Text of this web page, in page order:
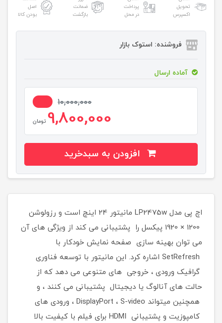
تحویل
اکسپرس
پرداخت
در محل
ضمانت
بازگشت
اصل
بودن کالا
فروشنده: استوک بازار
آماده ارسال
10,000,000
9,800,000 تومان
اچ پی مدل LP2475w مانیتور 24 اینچ است و رزولوشن
1200 × 1920 پیکسل را پشتیبانی می کند از ویژگی های آن
می توان بهینه سازی صفحه نمایش خودکار با
SetRefresh اشاره کرد. این مانیتور با توسعه فناوری
گرافیک ورودی ، خروجی های متنوعی می دهد که از
حالت های آنالوگ یا دیجیتال پشتیبانی می کنند ، و
همچنین میتواند DisplayPort ، S-video ، ورودی های
کامپوزیت و پشتیبانی HDMI برای فیلم با کیفیت بالا